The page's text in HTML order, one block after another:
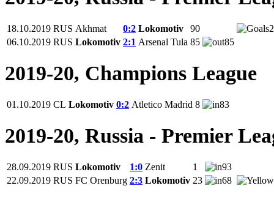
18.10.2019 RUS Akhmat 0:2 Lokomotiv 90
06.10.2019 RUS Lokomotiv 2:1 Arsenal Tula 85 85
2019-20, Champions League
01.10.2019 CL Lokomotiv 0:2 Atletico Madrid 8 83
2019-20, Russia - Premier
28.09.2019 RUS Lokomotiv 1:0 Zenit 1
93
22.09.2019 RUS FC Orenburg 2:3 Lokomotiv 23 68